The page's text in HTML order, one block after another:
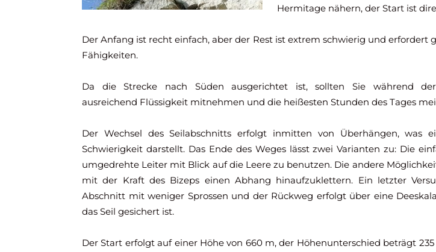
Hermitage nähern, der Start ist
Der Anfang ist recht einfach, aber der Rest ist extrem schwierig und erfordert
Fähigkeiten.
Da die Strecke nach Süden ausgerichtet ist, sollten Sie während
ausreichend Flüssigkeit mitnehmen und die heißesten Stunden des Tages
Der Wechsel des Seilabschnitts erfolgt inmitten von Überhängen, was
Schwierigkeit darstellt. Das Ende des Weges lässt zwei Varianten zu: Die
umgedrehte Leiter mit Blick auf die Leere zu benutzen. Die andere
mit der Kraft des Bizeps einen Abhang hinaufzuklettern. Ein letzter
Abschnitt mit weniger Sprossen und der Rückweg erfolgt über eine
das Seil gesichert ist.
Der Start erfolgt auf einer Höhe von 660 m, der Höhenunterschied beträgt